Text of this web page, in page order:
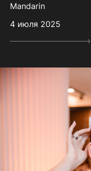
Mandarin
4 июля 2025